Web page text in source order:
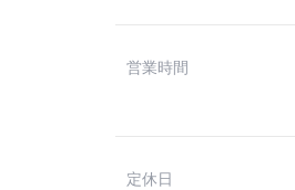
営業時間
定休日